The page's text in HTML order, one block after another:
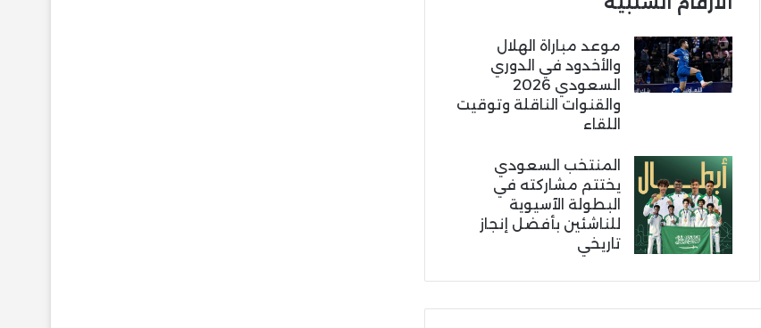
موعد مباراة الهلال
والأخدود في الدوري
السعودي 2026
والقنوات الناقلة وتوقيت
اللقاء
المنتخب السعودي
يختتم مشاركته في
البطولة الآسيوية
للناشئين بأفضل إنجاز
تاريخي